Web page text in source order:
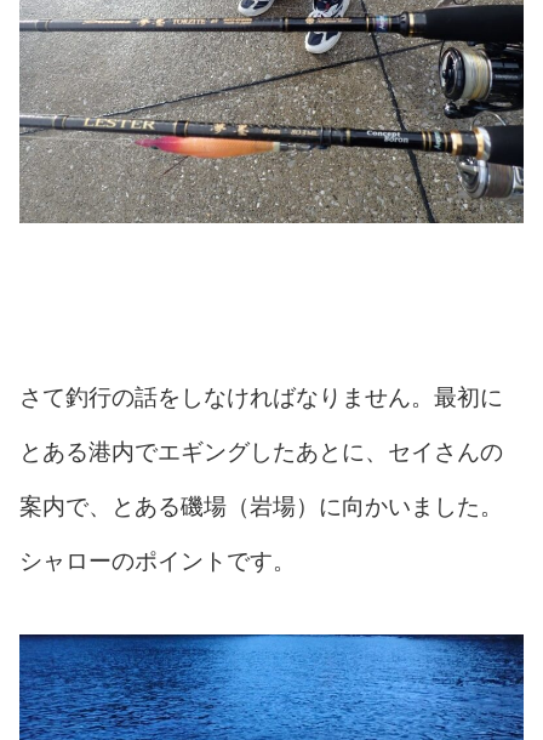
さて釣行の話をしなければなりません。最初に
とある港内でエギングしたあとに、セイさんの
案内で、とある磯場（岩場）に向かいました。
シャローのポイントです。